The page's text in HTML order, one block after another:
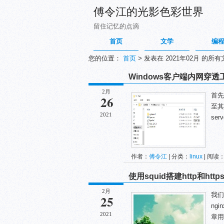
傅令江的光影色彩世界
留住记忆的点滴
首页
文学 编程
您的位置： 首页 > 发表在 2021年02月 的所有
2月
26
2021
Windows客户端内网穿透
首
至
作者： 傅令江 | 分类： linux | 阅读
2月
25
2021
使用squid搭建http和
我
章